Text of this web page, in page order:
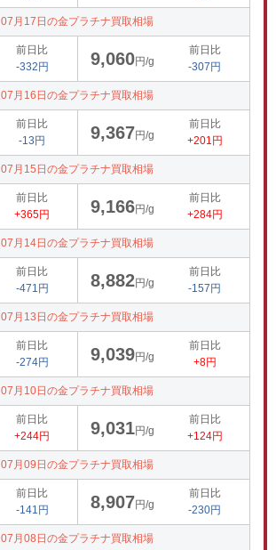
07月17日の金プラチナ買取相場
前日比
-332円
9,060円/g
前日比
-307円
07月16日の金プラチナ買取相場
前日比
-13円
9,367円/g
前日比
+201円
07月15日の金プラチナ買取相場
前日比
+365円
9,166円/g
前日比
+284円
07月14日の金プラチナ買取相場
前日比
-471円
8,882円/g
前日比
-157円
07月13日の金プラチナ買取相場
前日比
-274円
9,039円/g
前日比
+8円
07月10日の金プラチナ買取相場
前日比
+244円
9,031円/g
前日比
+124円
07月09日の金プラチナ買取相場
前日比
-141円
8,907円/g
前日比
-230円
07月08日の金プラチナ買取相場